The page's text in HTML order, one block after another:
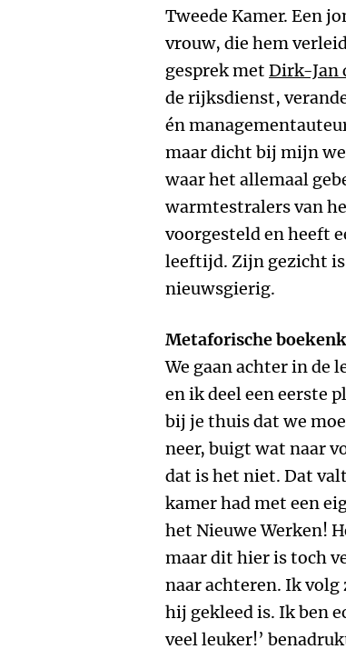
Tweede Kamer. Een
vrouw, die hem
gesprek met Dirk-Jan
de rijksdienst,
én
maar dicht bij mijn
waar het allemaal
warmtestralers van
voorgesteld en heeft
leeftijd. Zijn gezicht
nieuwsgierig.
Metaforische
We gaan achter in de
en ik deel een eerste
bij je thuis dat we
neer, buigt wat naar
dat is het niet. Dat
kamer had met een
het Nieuwe Werken!
maar dit hier is toch
naar achteren. Ik
hij gekleed is. Ik ben
veel leuker!’